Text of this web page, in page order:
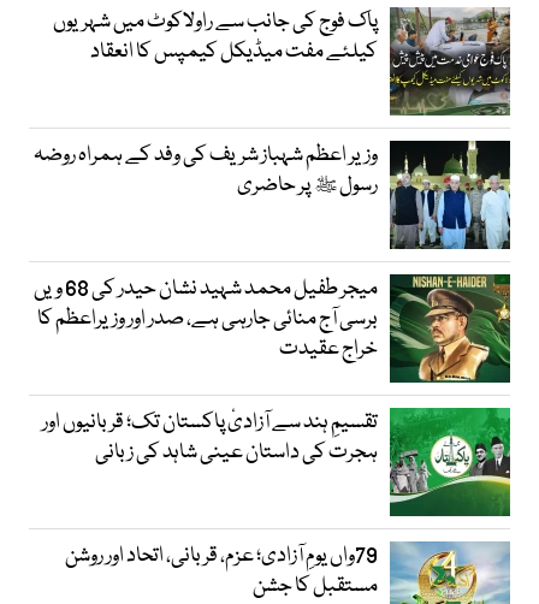
پاک فوج کی جانب سے راولاکوٹ میں شہریوں
کیلئے مفت میڈیکل کیمپس کا انعقاد
وزیر اعظم شہباز شریف کی وفد کے ہمراہ روضہ
رسول ﷺ پر حاضری
میجر طفیل محمد شہید نشان حیدر کی 68 ویں
برسی آج منائی جارہی ہے، صدر اور وزیراعظم کا
خراج عقیدت
تقسیمِ ہند سے آزادیٔ پاکستان تک؛ قربانیوں اور
ہجرت کی داستان عینی شاہد کی زبانی
79واں یومِ آزادی؛ عزم، قربانی، اتحاد اور روشن
مستقبل کا جشن